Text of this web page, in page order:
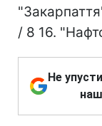
/ 8 16.
Не